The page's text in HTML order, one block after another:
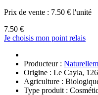
Prix de vente : 7.50 € l'unité
7.50 €
Je choisis mon point relais
Producteur :
Origine : Le Cayla,
Agriculture :
Type produit :